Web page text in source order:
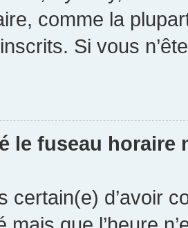
comme la
Si vous
le fuseau horaire
certain(e) d’avoir